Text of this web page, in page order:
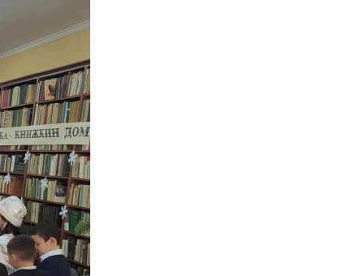
Противодействие коррупции
Градостроительная деятельность
Формирование комфортной
городской среды
Бюджет для граждан
Пространственные сведения
Гражданская оборона в
чрезвычайных ситуациях